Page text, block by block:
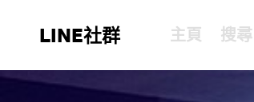
LINE社群 主頁 搜尋